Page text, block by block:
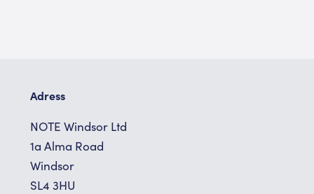
Adress
NOTE Windsor Ltd
1a Alma Road
Windsor
SL4 3HU